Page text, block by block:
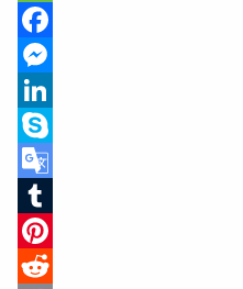
Message
Facebook
Messenger
LinkedIn
Skype
Google
Translate
Tumblr
Pinterest